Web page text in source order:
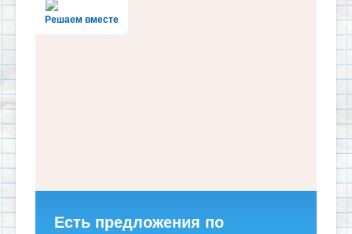
Решаем вместе
Есть предложения по